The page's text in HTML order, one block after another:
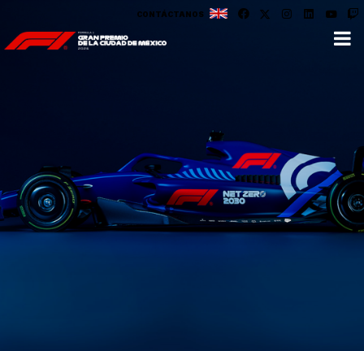
CONTÁCTANOS